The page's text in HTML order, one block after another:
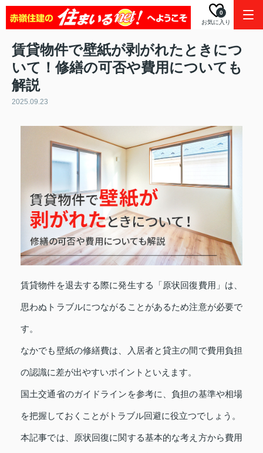
お気に入り
0
賃貸物件で壁紙が剥がれたときにつ
いて！修繕の可否や費用についても
解説
2025.09.23
賃貸物件を退去する際に発生する「原状回復費用」は、
思わぬトラブルにつながることがあるため注意が必要で
す。
なかでも壁紙の修繕費は、入居者と貸主の間で費用負担
の認識に差が出やすいポイントといえます。
国土交通省のガイドラインを参考に、負担の基準や相場
を把握しておくことがトラブル回避に役立つでしょう。
本記事では、原状回復に関する基本的な考え方から費用